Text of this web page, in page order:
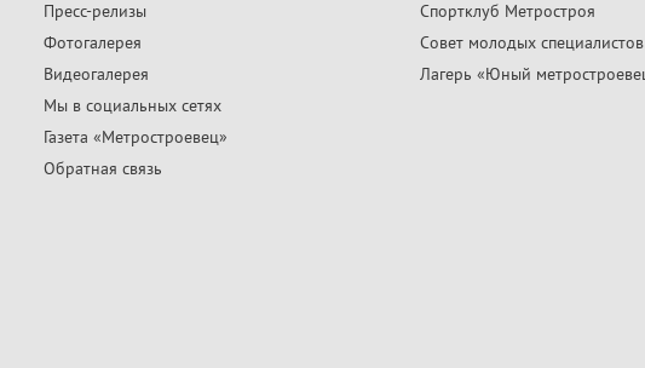
Пресс-релизы
Фотогалерея
Видеогалерея
Мы в социальных сетях
Газета «Метростроевец»
Обратная связь
Спортклуб Метростроя
Совет молодых специалистов
Лагерь «Юный